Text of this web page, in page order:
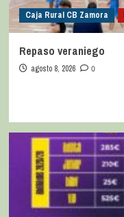
Caja Rural CB Zamora
Repaso veraniego
agosto 8, 2026 0